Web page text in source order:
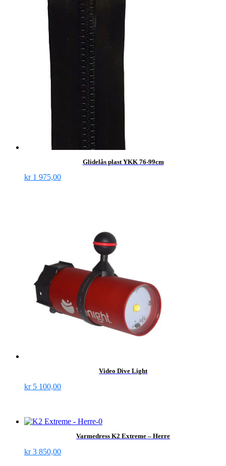
Glidelås plast YKK 76-99cm
kr1 975,00
Video Dive Light
kr5 100,00
Varmedress K2 Extreme – Herre
kr3 850,00